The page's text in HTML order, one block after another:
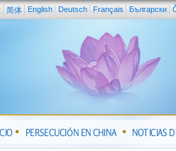
简体 English Deutsch Français Български
PERSECUCIÓN EN CHINA NOTICIAS